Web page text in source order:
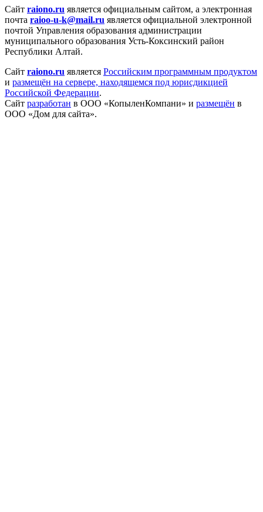
Сайт raiono.ru является официальным сайтом, а электронная
почта raioo-u-k@mail.ru является официальной электронной
почтой Управления образования администрации
муниципального образования Усть-Коксинский район
Республики Алтай.
Сайт raiono.ru является Российским программным продуктом
и размещён на сервере, находящемся под юрисдикцией
Российской Федерации.
Сайт разработан в ООО «КопыленКомпани» и размещён в
ООО «Дом для сайта».